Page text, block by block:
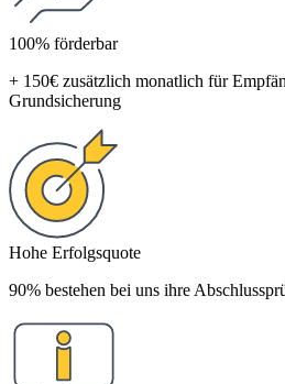
100% förderbar
+ 150€ zusätzlich monatlich für
Grundsicherung
Hohe Erfolgsquote
90% bestehen bei uns ihre